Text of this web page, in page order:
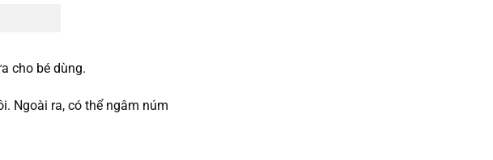
cho bé dùng.
Ngoài ra, có thể ngâm núm